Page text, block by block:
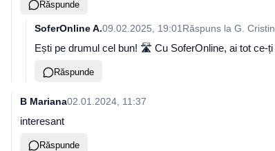
Răspunde
SoferOnline A.09.02.2025, 19:01 Răspuns la G.
Ești pe drumul cel bun! 🛣️ Cu SoferOnline, ai tot ce-
Răspunde
B Mariana02.01.2024, 11:37
interesant
Răspunde